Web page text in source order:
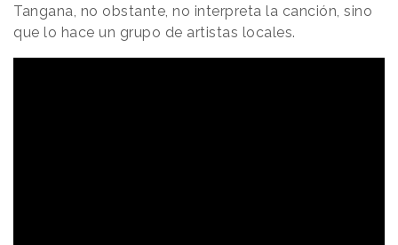
Tangana, no obstante, no interpreta la canción, sino
que lo hace un grupo de artistas locales.